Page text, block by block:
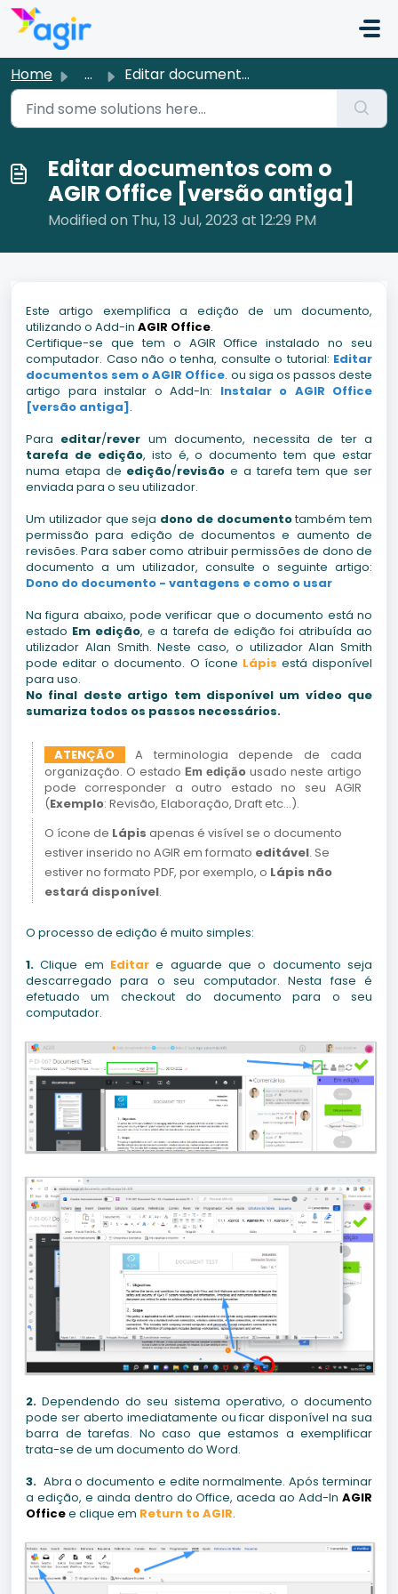
Skip to main content
Home ... Editar documentos com o AGIR Office [versão antiga]
Editar documentos com o
AGIR Office [versão antiga]
Modified on Thu, 13 Jul, 2023 at 12:29 PM
Este artigo exemplifica a edição de um documento,
utilizando o Add-in AGIR Office.
Certifique-se que tem o AGIR Office instalado no seu
computador. Caso não o tenha, consulte o tutorial: Editar
documentos sem o AGIR Office. ou siga os passos deste
artigo para instalar o Add-In: Instalar o AGIR Office
[versão antiga].
Para editar/rever um documento, necessita de ter a
tarefa de edição, isto é, o documento tem que estar
numa etapa de edição/revisãoe a tarefa tem que ser
enviada para o seu utilizador.
Um utilizador que seja dono de documentotambém tem
permissão para edição de documentos e aumento de
revisões. Para saber como atribuir permissões de dono de
documento a um utilizador, consulte o seguinte artigo:
Dono do documento - vantagens e como o usar
Na figura abaixo, pode verificar que o documento está no
estado Em edição, e a tarefa de edição foi atribuída ao
utilizador Alan Smith. Neste caso, o utilizador Alan Smith
pode editar o documento. O ícone Lápis está disponível
para uso.
No final deste artigo tem disponível um vídeo que
sumariza todos os passos necessários.
ATENÇÃO
A terminologia depende de cada
organização. O estado Em ediçãousado neste artigo
pode corresponder a outro estado no seu AGIR
(Exemplo: Revisão, Elaboração, Draft etc...).
O ícone de Lápis apenas é visível se o documento
estiver inserido no AGIR em formato editável. Se
estiver no formato PDF, por exemplo, o Lápis não
estará disponível.
O processo de edição é muito simples:
1. Clique em Editare aguarde que o documento seja
descarregado para o seu computador. Nesta fase é
efetuado um checkout do documento para o seu
computador.
2.Dependendo do seu sistema operativo, o documento
pode ser aberto imediatamente ou ficar disponível na sua
barra de tarefas. No caso que estamos a exemplificar
trata-se de um documento do Word.
3. Abra o documento e edite normalmente. Após terminar
a edição, e ainda dentro do Office, aceda ao Add-In AGIR
Officee clique em Return to AGIR.